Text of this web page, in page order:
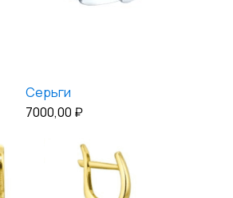
Серьги
7000,00 ₽